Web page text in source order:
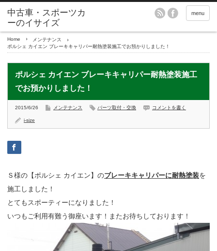
menu
Home
メンテナンス
ポルシェ カイエン ブレーキキャリパー耐熱塗装施工でお預かりしました！
ポルシェ カイエン ブレーキキャリパー耐熱塗装施工
でお預かりしました！
2015/6/26 メンテナンス パーツ取付・交換 コメントを書く
i-size
Ｓ様の【ポルシェ カイエン】のブレーキキャリパーに耐熱塗装を
施工しました！
とてもスポーティーになりました！
いつもご利用有難う御座います！またお待ちしております！